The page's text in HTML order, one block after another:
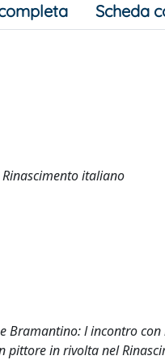
Scheda
italiano
Bramantino: l incontro
pittore in rivolta nel